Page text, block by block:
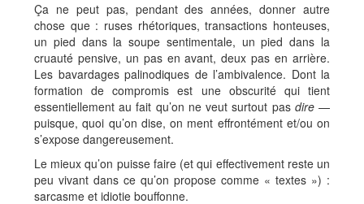
Ça ne peut pas, pendant des années, donner autre
chose que : ruses rhétoriques, transactions honteuses,
un pied dans la soupe sentimentale, un pied dans la
cruauté pensive, un pas en avant, deux pas en arrière.
Les bavardages palinodiques de l’ambivalence. Dont la
formation de compromis est une obscurité qui tient
essentiellement au fait qu’on ne veut surtout pas dire—
puisque, quoi qu’on dise, on ment effrontément et/ou on
s’expose dangereusement.
Le mieux qu’on puisse faire (et qui effectivement reste un
peu vivant dans ce qu’on propose comme « textes ») :
sarcasme et idiotie bouffonne.